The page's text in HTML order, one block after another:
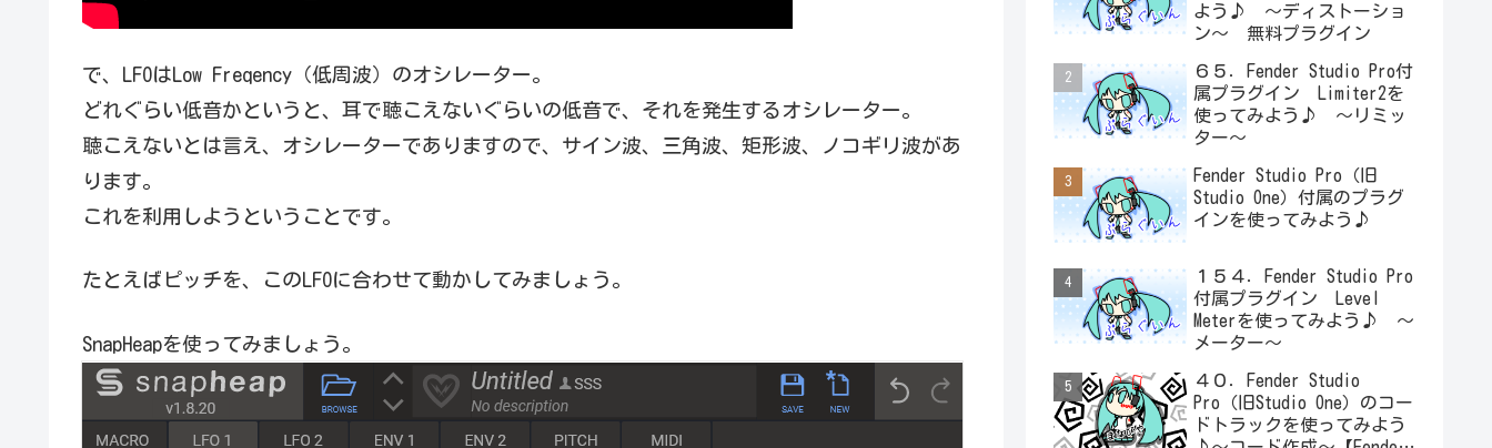
で、LFOはLow Freqency（低周波）のオシレーター。
どれぐらい低音かというと、耳で聴こえないぐらいの低音で、それを発生するオシレーター。
聴こえないとは言え、オシレーターでありますので、サイン波、三角波、矩形波、ノコギリ波があ
ります。
これを利用しようということです。
たとえばピッチを、このLFOに合わせて動かしてみましょう。
SnapHeapを使ってみましょう。
よう♪ ～ディストーショ
ン～ 無料プラグイン
６５．Fender Studio Pro付
属プラグイン Limiter2を
使ってみよう♪ ～リミッ
ター～
Fender Studio Pro（旧
Studio One）付属のプラグ
インを使ってみよう♪
１５４．Fender Studio Pro
付属プラグイン Level
Meterを使ってみよう♪ ～
メーター～
４０．Fender Studio
Pro（旧Studio One）のコー
ドトラックを使ってみよう